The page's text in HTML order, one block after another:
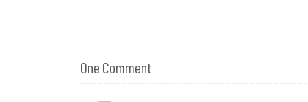
One Comment